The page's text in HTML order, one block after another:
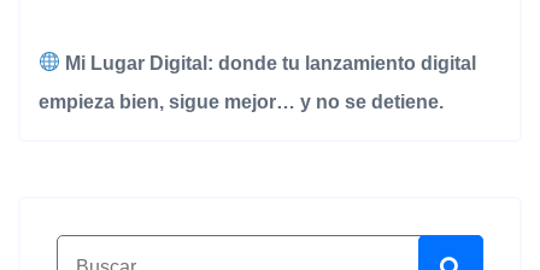
Mi Lugar Digital: donde tu lanzamiento digital
empieza bien, sigue mejor… y no se detiene.